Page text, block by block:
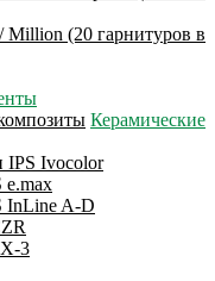
Million (20 гарнитуров в
Керамические
IPS Ivocolor
e.max
InLine A-D
3